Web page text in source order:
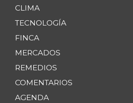
CLIMA
TECNOLOGÍA
FINCA
MERCADOS
REMEDIOS
COMENTARIOS
AGENDA